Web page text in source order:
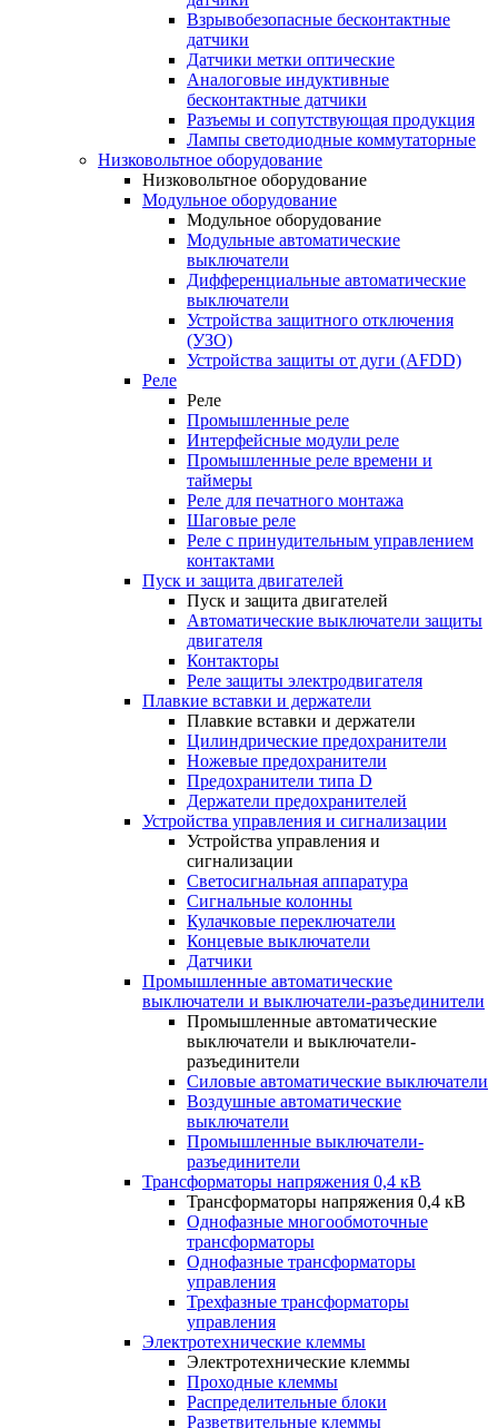
Взрывобезопасные бесконтактные
датчики
Датчики метки оптические
Аналоговые индуктивные
бесконтактные датчики
Разъемы и сопутствующая продукция
Лампы светодиодные коммутаторные
Низковольтное оборудование
Низковольтное оборудование
Модульное оборудование
Модульное оборудование
Модульные автоматические
выключатели
Дифференциальные автоматические
выключатели
Устройства защитного отключения
(УЗО)
Устройства защиты от дуги (AFDD)
Реле
Реле
Промышленные реле
Интерфейсные модули реле
Промышленные реле времени и
таймеры
Реле для печатного монтажа
Шаговые реле
Реле с принудительным управлением
контактами
Пуск и защита двигателей
Пуск и защита двигателей
Автоматические выключатели защиты
двигателя
Контакторы
Реле защиты электродвигателя
Плавкие вставки и держатели
Плавкие вставки и держатели
Цилиндрические предохранители
Ножевые предохранители
Предохранители типа D
Держатели предохранителей
Устройства управления и сигнализации
Устройства управления и
сигнализации
Светосигнальная аппаратура
Сигнальные колонны
Кулачковые переключатели
Концевые выключатели
Датчики
Промышленные автоматические
выключатели и выключатели-разъединители
Промышленные автоматические
выключатели и выключатели-
разъединители
Силовые автоматические выключатели
Воздушные автоматические
выключатели
Промышленные выключатели-
разъединители
Трансформаторы напряжения 0,4 кВ
Трансформаторы напряжения 0,4 кВ
Однофазные многообмоточные
трансформаторы
Однофазные трансформаторы
управления
Трехфазные трансформаторы
управления
Электротехнические клеммы
Электротехнические клеммы
Проходные клеммы
Распределительные блоки
Разветвительные клеммы